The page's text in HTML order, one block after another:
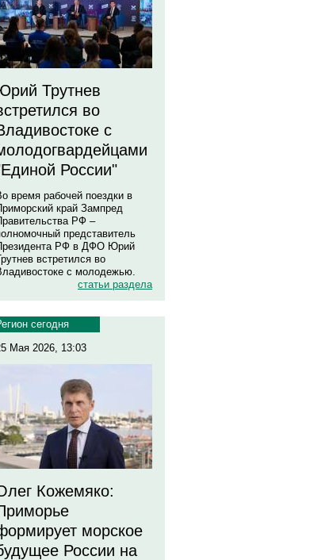
Трутнев
во
с
России"
время рабочей поездки в
край Зампред
РФ –
представитель
РФ в ДФО Юрий
встретился во
с молодежью.
статьи раздела
сегодня
Мая 2026, 13:03
Кожемяко:
морское
России на